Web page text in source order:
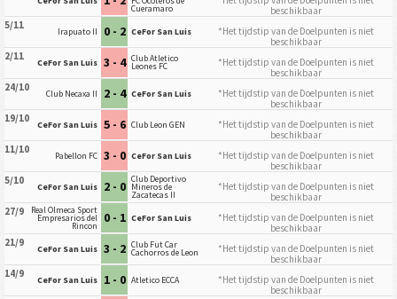
Cueramaro
beschikbaar
5/11
Irapuato II 0 - 2 CeFor San Luis
*Het tijdstip van de Doelpunten is niet
beschikbaar
2/11
CeFor San Luis 3 - 4 Club Atletico
Leones FC
*Het tijdstip van de Doelpunten is niet
beschikbaar
24/10
Club Necaxa II 2 - 4 CeFor San Luis
*Het tijdstip van de Doelpunten is niet
beschikbaar
19/10
CeFor San Luis 5 - 6 Club Leon GEN
*Het tijdstip van de Doelpunten is niet
beschikbaar
11/10
Pabellon FC 3 - 0 CeFor San Luis
*Het tijdstip van de Doelpunten is niet
beschikbaar
5/10
CeFor San Luis 2 - 0 Club Deportivo
Mineros de
Zacatecas II
*Het tijdstip van de Doelpunten is niet
beschikbaar
27/9
Real Olmeca Sport
Empresarios del
Rincon 0 - 1 CeFor San Luis
*Het tijdstip van de Doelpunten is niet
beschikbaar
21/9
CeFor San Luis 3 - 2 Club Fut Car
Cachorros de Leon
*Het tijdstip van de Doelpunten is niet
beschikbaar
14/9
CeFor San Luis 1 - 0 Atletico ECCA
*Het tijdstip van de Doelpunten is niet
beschikbaar